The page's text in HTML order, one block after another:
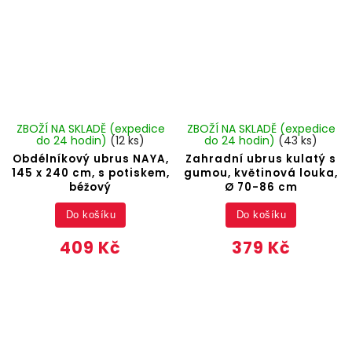
Obdélníkový ubrus NAYA,
145 x 240 cm, s potiskem,
béžový
ZBOŽÍ NA SKLADĚ (expedice
do 24 hodin) (12 ks)
409 Kč
Do košíku
Zahradní ubrus kulatý s
gumou, květinová louka,
Ø 70-86 cm
ZBOŽÍ NA SKLADĚ (expedice
do 24 hodin) (43 ks)
379 Kč
Do košíku